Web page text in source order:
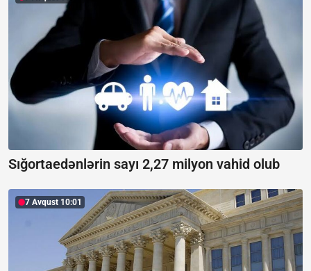
Sığortaedənlərin sayı 2,27 milyon vahid olub
7 Avqust 10:01